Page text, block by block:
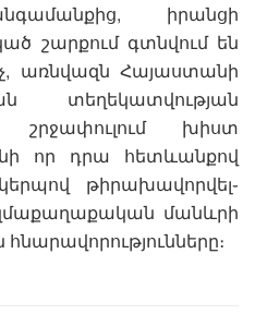
իրանցի
շարքում գտնվում են
առնվազն Հայաստանի
տեղեկատվության
խիստ
որ դրա հետևանքով
թիրախավորվել֊
մանևրի